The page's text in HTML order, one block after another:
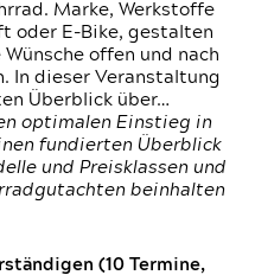
Marke, Werkstoffe
oder E-Bike, gestalten
offen und nach
In dieser Veranstaltung
Überblick über…
optimalen Einstieg in
fundierten Überblick
und Preisklassen und
beinhalten
(10 Termine,